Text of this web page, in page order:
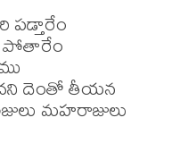
పడ్తారేం
పోతారేం
దెంతో తీయన
మహరాజులు